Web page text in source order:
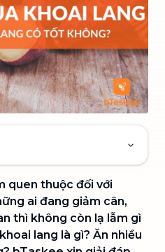
quen thuộc đối với
ai đang giảm cân,
thì không còn lạ lẫm gì
lang là gì? Ăn nhiều